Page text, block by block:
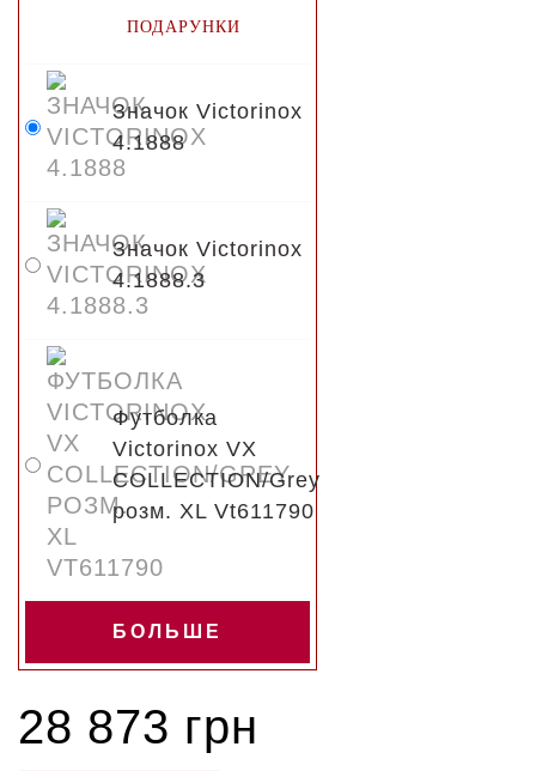
ПОДАРУНКИ
Значок Victorinox
4.1888
Значок Victorinox
4.1888.3
Футболка
Victorinox VX
COLLECTION/Grey
розм. XL Vt611790
БОЛЬШЕ
28 873 грн